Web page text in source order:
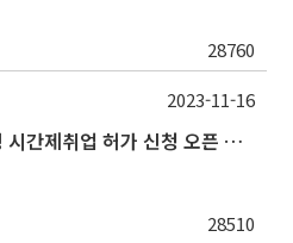
28760
학생정보시스템 내 유학생 시간제취업 허가 신청 오픈 안내
28510
2023-11-16